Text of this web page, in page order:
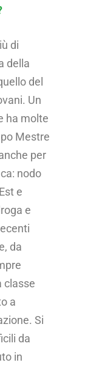
di
della
del
Un
ha molte
Mestre
per
nodo
e
e
da
classe
a
Si
da
in